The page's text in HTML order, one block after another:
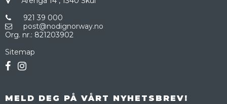
921 39 000
post@nodignorway.no
Org. nr.: 821203902
Sitemap
MELD DEG PÅ VÅRT NYHETSBREV!